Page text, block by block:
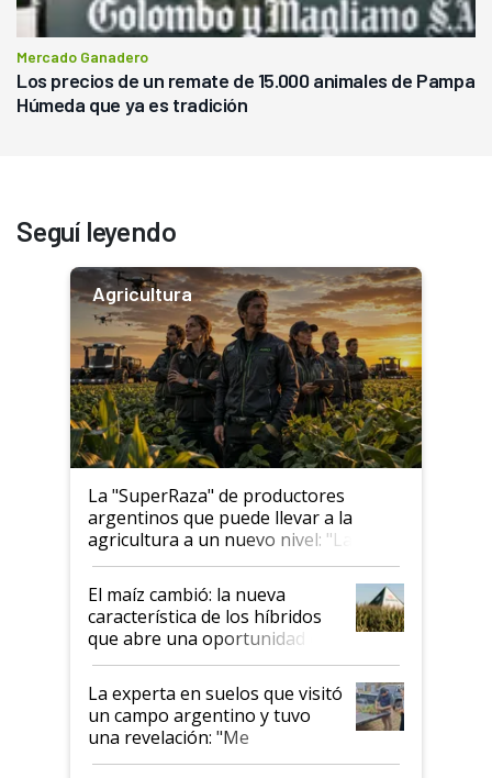
Mercado Ganadero
Los precios de un remate de 15.000 animales de Pampa
Húmeda que ya es tradición
Seguí leyendo
Agricultura
La "SuperRaza" de productores
argentinos que puede llevar a la
agricultura a un nuevo nivel: "Las
posibilidades de crecimiento son
infinitas"
El maíz cambió: la nueva
característica de los híbridos
que abre una oportunidad en
el lote
La experta en suelos que visitó
un campo argentino y tuvo
una revelación: "Me
impresionó mucho"